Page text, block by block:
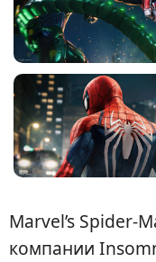
Marvel’s Spider-
компании